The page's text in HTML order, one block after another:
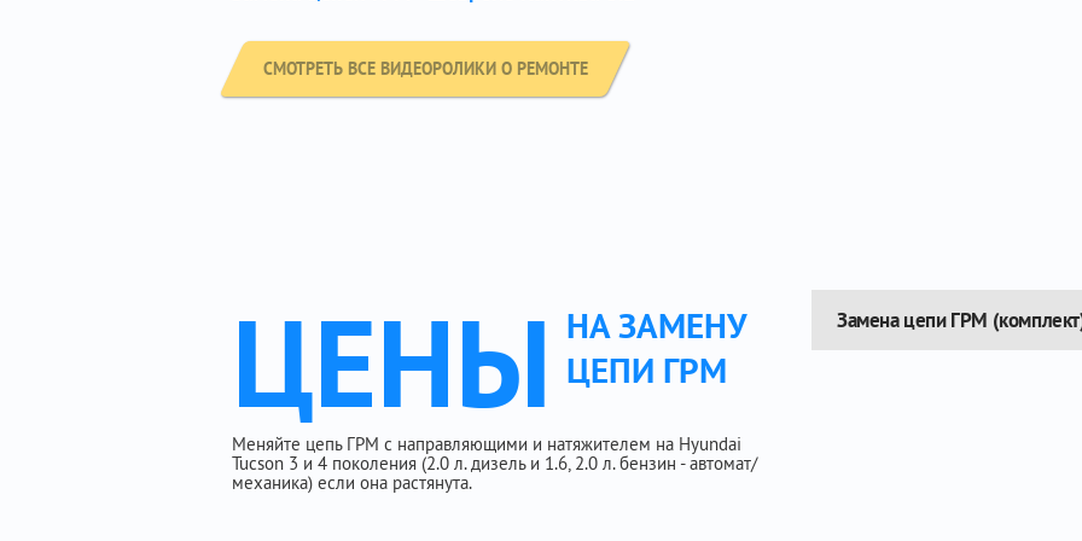
СМОТРЕТЬ ВСЕ ВИДЕОРОЛИКИ О РЕМОНТЕ
ЦЕНЫ НА ЗАМЕНУ
ЦЕПИ ГРМ
Меняйте цепь ГРМ с направляющими и натяжителем на Hyundai
Tucson 3 и 4 поколения (2.0 л. дизель и 1.6, 2.0 л. бензин - автомат/
механика) если она растянута.
Замена цепи ГРМ